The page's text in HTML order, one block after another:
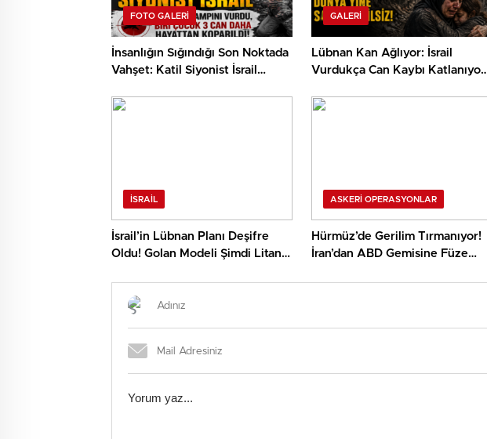
FOTO GALERI
İnsanlığın Sığındığı Son Noktada
Vahşet: Katil Siyonist İsrail
Çocuk 3 Can Daha Hayattan
GALERI
Lübnan Kan Ağlıyor: İsrail
Vurdukça Can Kaybı Katlanıyor,
oynuyor.
İSRAIL
İsrail’in Lübnan Planı Deşifre
Oldu! Golan Modeli Şimdi Litani
ASKERI OPERASYONLAR
Hürmüz’de Gerilim Tırmanıyor!
İran’dan ABD Gemisine Füze